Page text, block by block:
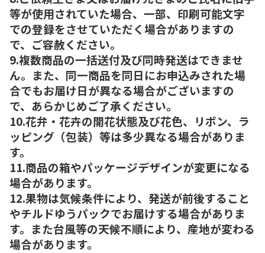
等が使用されていた場合、一部、印刷可能文字
での登録をさせていただく場合がありますの
で、ご容赦ください。
9.複数商品の一括送付及び同時発送はできませ
ん。また、同一商品を同日にお申込みされた場
合でもお届け日が異なる場合がございますの
で、あらかじめご了承ください。
10.花弁・花卉の開花状態及び花色、リボン、ラ
ッピング（包装）等は多少異なる場合がありま
す。
11.商品の箱やパッケージデザインが変更になる
場合があります。
12.果物は気候条件により、発送が前後すること
やチルドゆうパックでお届けする場合がありま
す。また台風等の天候不順により、産地が変わる
場合があります。